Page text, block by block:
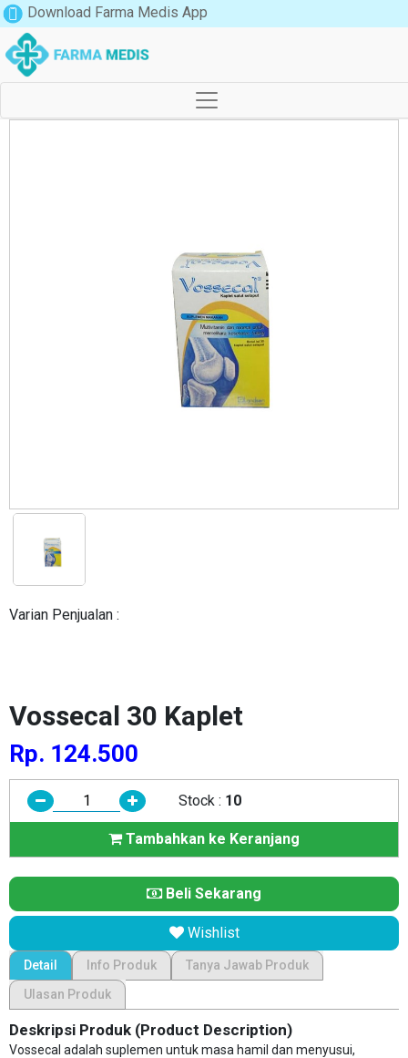
Varian Penjualan :
Vossecal 30 Kaplet
Rp. 124.500
Stock : 10
Tambahkan ke Keranjang
Beli Sekarang
Wishlist
Detail Info Produk
Tanya Jawab Produk
Ulasan Produk
Deskripsi Produk (Product Description)
Vossecal adalah suplemen untuk masa hamil dan menyusui,
Download Farma Medis App